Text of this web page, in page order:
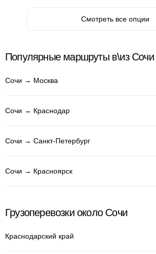
Смотреть все опции
Популярные маршруты в\из Сочи
Сочи → Москва
Сочи → Краснодар
Сочи → Санкт-Петербург
Сочи → Красноярск
Грузоперевозки около Сочи
Краснодарский край